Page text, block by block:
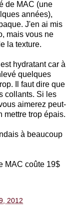
de MAC (une
années),
J'en ai mis
mais vous ne
la texture.
hydratant car à
quelques
Il faut dire que
collants. Si les
aimerez peut-
mettre trop épais.
à beaucoup
MAC coûte 19$
2012